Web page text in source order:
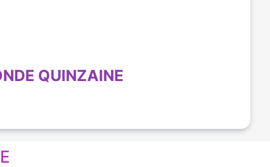
QUINZAINE